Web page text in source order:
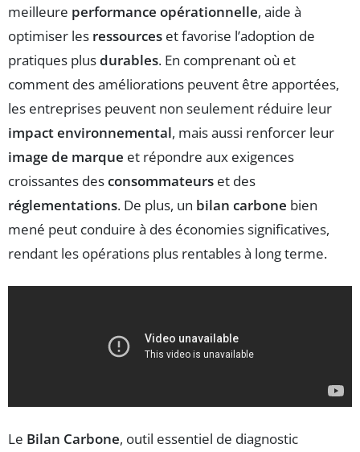
meilleure performance opérationnelle, aide à
optimiser les ressources et favorise l’adoption de
pratiques plusdurables. En comprenant où et
comment des améliorations peuvent être apportées,
les entreprises peuvent non seulement réduire leur
impact environnemental, mais aussi renforcer leur
image de marque et répondre aux exigences
croissantes desconsommateurs et des
réglementations. De plus, un bilan carbone bien
mené peut conduire à des économies significatives,
rendant les opérations plus rentables à long terme.
Le Bilan Carbone, outil essentiel de diagnostic